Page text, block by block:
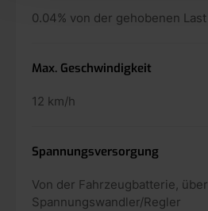
0.04% von der gehobenen Last
Max. Geschwindigkeit
12 km/h
Spannungsversorgung
Von der Fahrzeugbatterie, über
Spannungswandler/Regler